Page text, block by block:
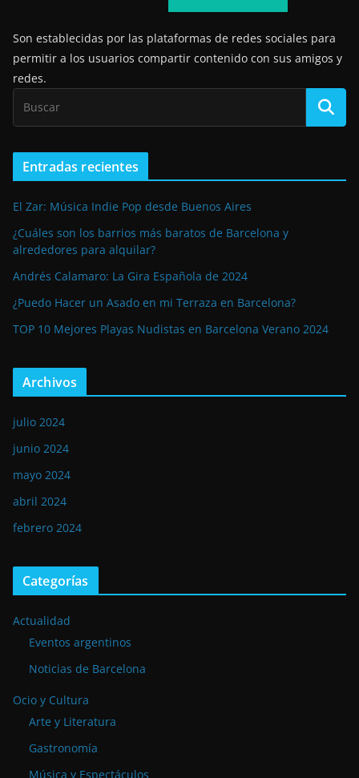
Son establecidas por las plataformas de redes sociales para
permitir a los usuarios compartir contenido con sus amigos y
redes.
Entradas recientes
El Zar: Música Indie Pop desde Buenos Aires
¿Cuáles son los barrios más baratos de Barcelona y
alrededores para alquilar?
Andrés Calamaro: La Gira Española de 2024
¿Puedo Hacer un Asado en mi Terraza en Barcelona?
TOP 10 Mejores Playas Nudistas en Barcelona Verano 2024
Archivos
julio 2024
junio 2024
mayo 2024
abril 2024
febrero 2024
Categorías
Actualidad
Eventos argentinos
Noticias de Barcelona
Ocio y Cultura
Arte y Literatura
Gastronomía
Música y Espectáculos